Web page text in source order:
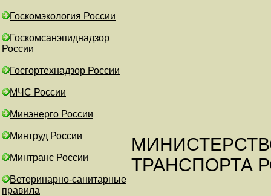
Госкомэкология России
Госкомсанэпиднадзор
России
Госгортехнадзор России
МЧС России
Минэнерго России
Минтруд России
Минтранс России
Ветеринарно-санитарные
правила
ТРАНСПОРТА